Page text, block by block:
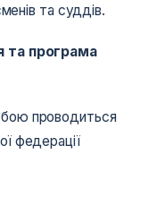
та суддів.
та програма
проводиться
федерації